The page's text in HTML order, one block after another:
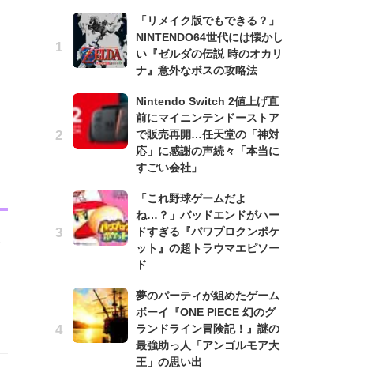
「リメイク版でもできる？」
NINTENDO64世代には懐かし
い『ゼルダの伝説 時のオカリ
ナ』意外なボスの攻略法
Nintendo Switch 2値上げ直
前にマイニンテンドーストア
で販売再開…任天堂の「神対
応」に感謝の声続々「本当に
すごい会社」
「これ野球ゲームだよ
ね…？」バッドエンドがハー
ドすぎる『パワプロクンポケ
ット』の超トラウマエピソー
ド
夢のパーティが組めたゲーム
ボーイ『ONE PIECE 幻のグ
ランドライン冒険記！』謎の
最強助っ人「アンゴルモア大
王」の思い出